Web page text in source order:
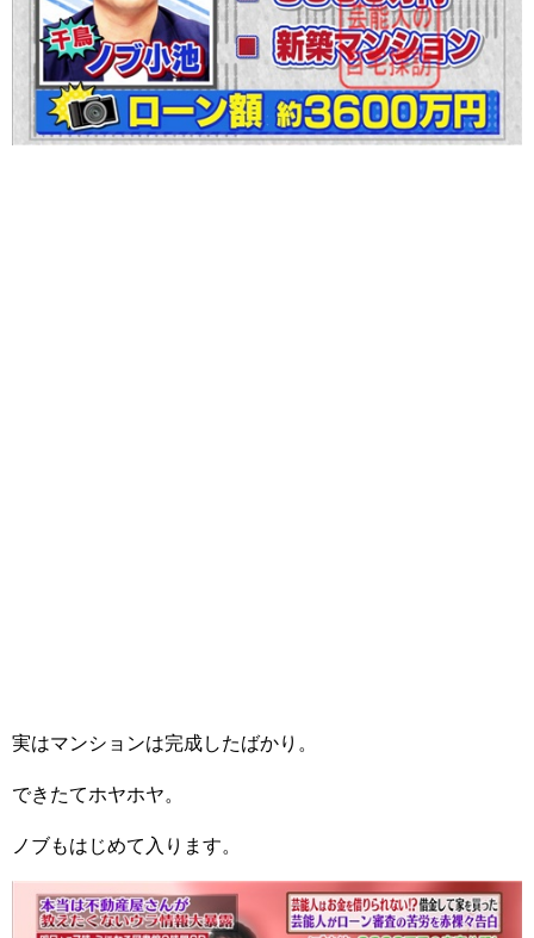
実はマンションは完成したばかり。
できたてホヤホヤ。
ノブもはじめて入ります。